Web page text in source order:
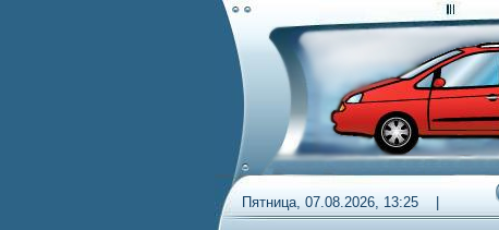
Пятница, 07.08.2026, 13:25 |